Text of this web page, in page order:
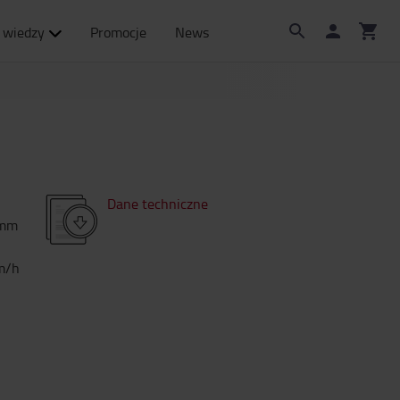
Promocje News
h
Dane techniczne